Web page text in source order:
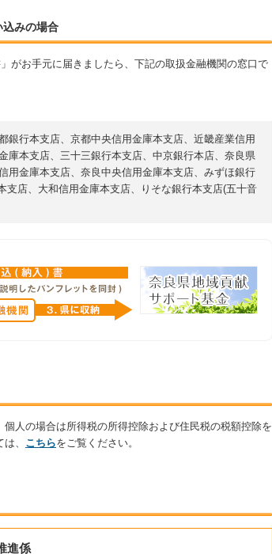
みの場合
がお手元に届きましたら、下記の取扱金融機関の窓口で
銀行本支店、京都中央信用金庫本支店、近畿産業信用
庫本支店、三十三銀行本支店、中京銀行本店、奈良県
用金庫本支店、奈良中央信用金庫本支店、みずほ銀行
店、大和信用金庫本支店、りそな銀行本支店(五十音
人の場合は所得税の所得控除および住民税の税額控除を
、 こちらをご覧ください。
進係